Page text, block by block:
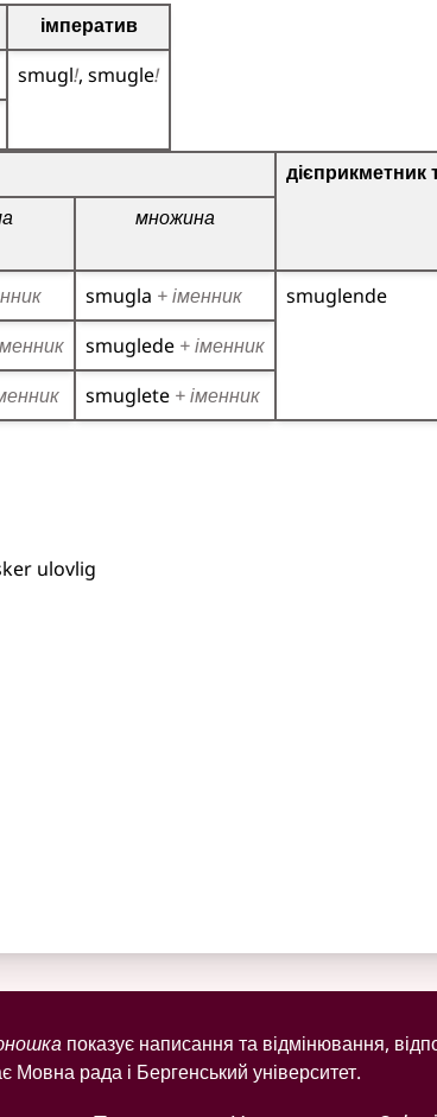
імператив
smugl! smugle!
дієприкметник
множина
smugla + іменник
smuglende
smuglede + іменник
smuglete + іменник
ulovlig
показує написання та відмінювання,
Мовна рада і Бергенський університет.